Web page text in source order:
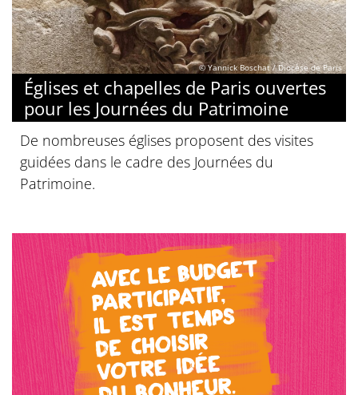
© Yannick Boschat / Diocèse de Paris
Églises et chapelles de Paris ouvertes
pour les Journées du Patrimoine
De nombreuses églises proposent des visites
guidées dans le cadre des Journées du
Patrimoine.